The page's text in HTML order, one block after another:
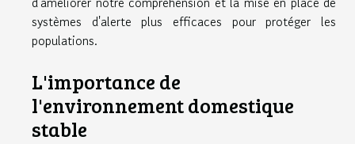
systèmes d'alerte plus efficaces pour protéger les
populations.
L'importance de
l'environnement domestique
stable